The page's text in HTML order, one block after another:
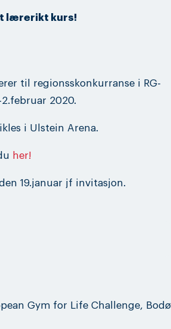
lærerikt kurs!
til regionsskonkurranse i RG-
2.februar 2020.
i Ulstein Arena.
her!
19.januar jf invitasjon.
Gym for Life Challenge, Bodø